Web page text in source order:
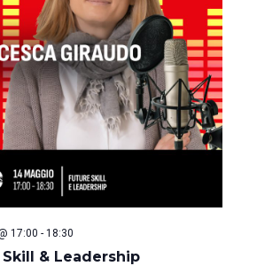
17:00 - 18:30
& Leadership